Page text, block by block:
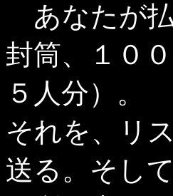
あなたが
封筒、１０
５人分）。
それを、リ
送る。そし